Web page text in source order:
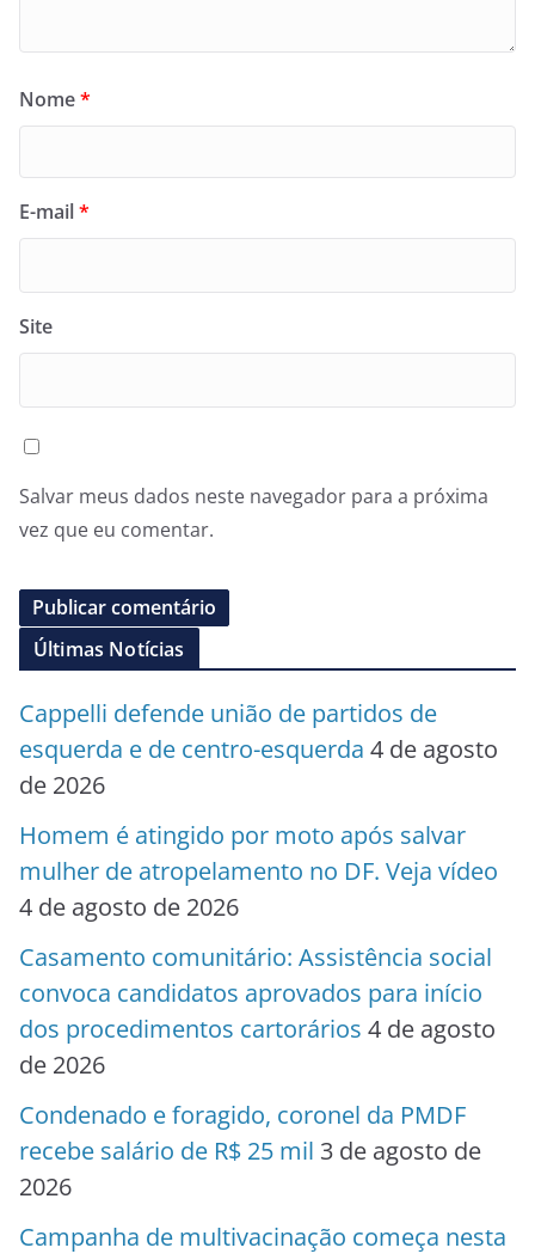
Nome*
E-mail*
Site
Salvar meus dados neste navegador para a próxima
vez que eu comentar.
Últimas Notícias
Cappelli defende união de partidos de
esquerda e de centro-esquerda 4 de agosto
de 2026
Homem é atingido por moto após salvar
mulher de atropelamento no DF. Veja vídeo
4 de agosto de 2026
Casamento comunitário: Assistência social
convoca candidatos aprovados para início
dos procedimentos cartorários 4 de agosto
de 2026
Condenado e foragido, coronel da PMDF
recebe salário de R$ 25 mil 3 de agosto de
2026
Campanha de multivacinação começa nesta